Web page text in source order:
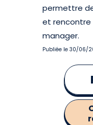
permettre
et
manager.
Publiée le 30/06/